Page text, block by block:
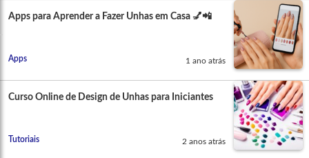
Apps para Aprender a Fazer Unhas em Casa 💅📲
Apps 1 ano atrás
Curso Online de Design de Unhas para Iniciantes
Tutoriais 2 anos atrás